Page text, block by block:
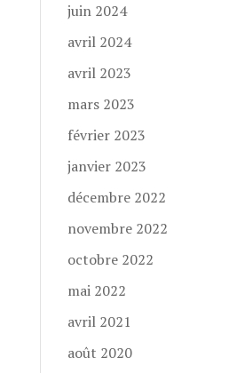
juin 2024
avril 2024
avril 2023
mars 2023
février 2023
janvier 2023
décembre 2022
novembre 2022
octobre 2022
mai 2022
avril 2021
août 2020